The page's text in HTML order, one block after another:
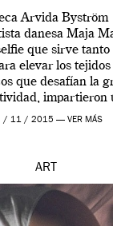
Arvida Byström
danesa Maja
que sirve
elevar los
que desafían la
impartieron
en el Tate […]
/ 11 / 2015 — VER MÁS
ART